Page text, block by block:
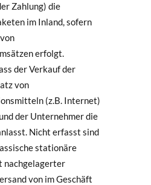
Zahlung) die
im Inland, sofern
erfolgt.
der Verkauf der
von
(z.B. Internet)
der Unternehmer die
Nicht erfasst sind
stationäre
nachgelagerter
von im Geschäft